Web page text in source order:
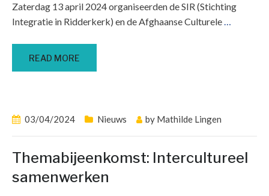
Zaterdag 13 april 2024 organiseerden de SIR (Stichting
Integratie in Ridderkerk) en de Afghaanse Culturele…
READ MORE
03/04/2024 Nieuws by Mathilde Lingen
Themabijeenkomst: Intercultureel
samenwerken